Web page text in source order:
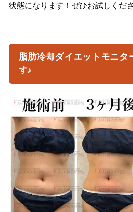
状態になります！ぜひお試しくだ
脂肪冷却ダイエットモニタ
す♪